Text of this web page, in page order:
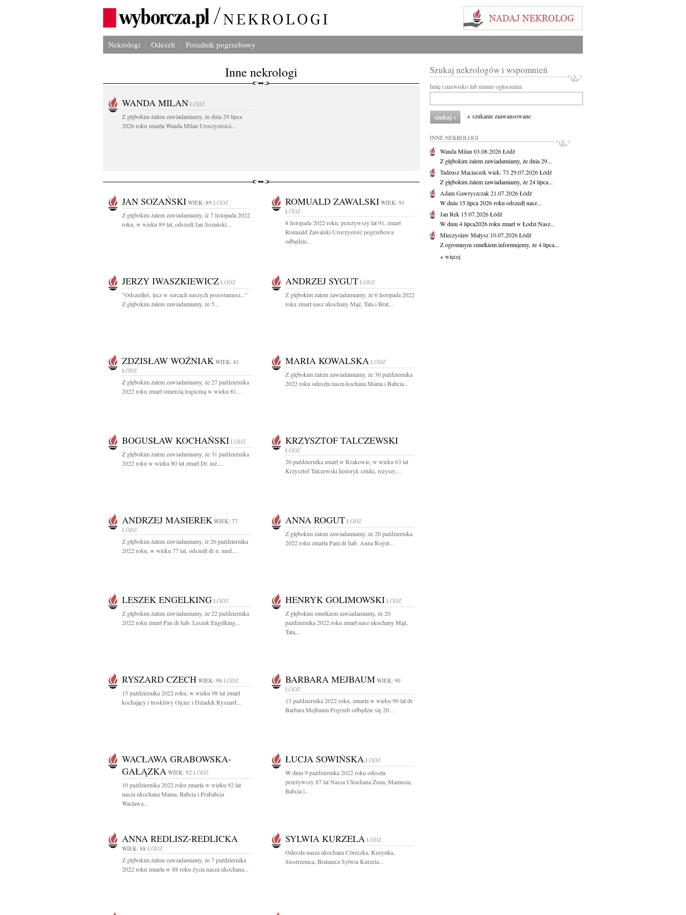
Nekrologi Odeszli Poradnik pogrzebowy
Inne nekrologi
WANDA MILAN ŁÓDŹ
Z głębokim żalem zawiadamiamy, że dnia 29 lipca
2026 roku zmarła Wanda Milan Uroczystości...
JAN SOZAŃSKI WIEK: 89 ŁÓDŹ
Z głębokim żalem zawiadamiamy, iż 7 listopada 2022
roku, w wieku 89 lat, odszedł Jan Sozański...
ROMUALD ZAWALSKI WIEK: 91
ŁÓDŹ
8 listopada 2022 roku, przeżywszy lat 91, zmarł
Romuald Zawalski Uroczystość pogrzebowa
odbędzie...
JERZY IWASZKIEWICZ ŁÓDŹ
"Odszedłeś, lecz w sercach naszych pozostaniesz..."
Z głębokim żalem zawiadamiamy, że 5...
ANDRZEJ SYGUT ŁÓDŹ
Z głębokim żalem zawiadamiamy, że 6 listopada 2022
roku zmarł nasz ukochany Mąż, Tata i Brat...
ZDZISŁAW WOŹNIAK WIEK: 81
ŁÓDŹ
Z głębokim żalem zawiadamiamy, że 27 października
2022 roku zmarł śmiercią tragiczną w wieku 81...
MARIA KOWALSKA ŁÓDŹ
Z głębokim żalem zawiadamiamy, że 30 października
2022 roku odeszła nasza kochana Mama i Babcia...
BOGUSŁAW KOCHAŃSKI ŁÓDŹ
Z głębokim żalem zawiadamiamy, że 31 października
2022 roku w wieku 80 lat zmarł Dr. inż....
KRZYSZTOF TALCZEWSKI
ŁÓDŹ
20 października zmarł w Krakowie, w wieku 63 lat
Krzysztof Talczewski historyk sztuki, reżyser,...
ANDRZEJ MASIEREK WIEK: 77
ŁÓDŹ
Z głębokim żalem zawiadamiamy, iż 26 października
2022 roku, w wieku 77 lat, odszedł dr n. med....
ANNA ROGUT ŁÓDŹ
Z głębokim żalem zawiadamiamy, że 20 października
2022 roku zmarła Pani dr hab. Anna Rogut...
LESZEK ENGELKING ŁÓDŹ
Z głębokim żalem zawiadamiamy, że 22 października
2022 roku zmarł Pan dr hab. Leszek Engelking...
HENRYK GOLIMOWSKI ŁÓDŹ
Z głębokim smutkiem zawiadamiamy, że 20
października 2022 roku zmarł nasz ukochany Mąż,
Tata,...
RYSZARD CZECH WIEK: 98 ŁÓDŹ
15 października 2022 roku, w wieku 98 lat zmarł
kochający i troskliwy Ojciec i Dziadek Ryszard...
BARBARA MEJBAUM WIEK: 90
ŁÓDŹ
13 października 2022 roku, zmarła w wieku 90 lat dr
Barbara Mejbaum Pogrzeb odbędzie się 20...
WACŁAWA GRABOWSKA-
GAŁĄZKA WIEK: 92 ŁÓDŹ
10 października 2022 roku zmarła w wieku 92 lat
nasza ukochana Mama, Babcia i Prababcia
Wacława...
ŁUCJA SOWIŃSKA ŁÓDŹ
W dniu 9 października 2022 roku odeszła
przeżywszy 87 lat Nasza Ukochana Żona, Mamusia,
Babcia i...
ANNA REDLISZ-REDLICKA
WIEK: 88 ŁÓDŹ
Z głębokim żalem zawiadamiamy, że 7 października
2022 roku zmarła w 88 roku życia nasza ukochana...
SYLWIA KURZELA ŁÓDŹ
Odeszła nasza ukochana Córeczka, Kuzynka,
Siostrzenica, Bratanica Sylwia Kurzela...
Szukaj nekrologów i wspomnień
Imię i nazwisko lub numer ogłoszenia:
+ szukanie zaawansowane
INNE NEKROLOGI
Wanda Milan 03.08.2026Łódź
Z głębokim żalem zawiadamiamy, że dnia 29...
Tadeusz Maciaszekwiek: 73 29.07.2026Łódź
Z głębokim żalem zawiadamiamy, że 24 lipca...
Adam Gawryszczak21.07.2026Łódź
W dniu 15 lipca 2026 roku odszedł nasz...
Jan Rek 15.07.2026Łódź
W dniu 4 lipca2026 roku zmarł w Łodzi Nasz...
Mieczysław Małysz 10.07.2026Łódź
Z ogromnym smutkiem informujemy, że 4 lipca...
+ więcej